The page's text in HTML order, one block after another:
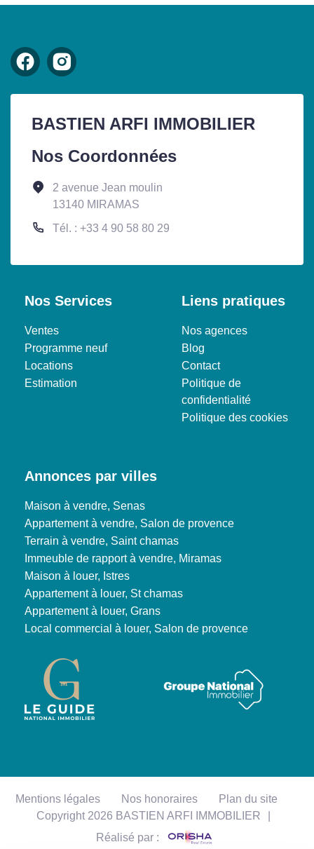
BASTIEN ARFI IMMOBILIER
Nos Coordonnées
2 avenue Jean moulin
13140 MIRAMAS
Tél. : +33 4 90 58 80 29
Nos Services
Ventes
Programme neuf
Locations
Estimation
Liens pratiques
Nos agences
Blog
Contact
Politique de
confidentialité
Politique des cookies
Annonces par villes
Maison à vendre, Senas
Appartement à vendre, Salon de provence
Terrain à vendre, Saint chamas
Immeuble de rapport à vendre, Miramas
Maison à louer, Istres
Appartement à louer, St chamas
Appartement à louer, Grans
Local commercial à louer, Salon de provence
Mentions légales Nos honoraires
Plan du site
Copyright 2026 BASTIEN ARFI IMMOBILIER
Réalisé par :